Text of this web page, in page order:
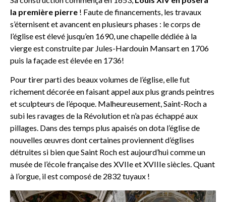
la première pierre ! Faute de financements, les travaux
s’éternisent et avancent en plusieurs phases : le corps de
l’église est élevé jusqu’en 1690, une chapelle dédiée à la
vierge est construite par Jules-Hardouin Mansart en 1706
puis la façade est élevée en 1736!
Pour tirer parti des beaux volumes de l’église, elle fut
richement décorée en faisant appel aux plus grands peintres
et sculpteurs de l’époque. Malheureusement, Saint-Roch a
subi les ravages de la Révolution et n’a pas échappé aux
pillages. Dans des temps plus apaisés on dota l’église de
nouvelles œuvres dont certaines proviennent d’églises
détruites si bien que Saint Roch est aujourd’hui comme un
musée de l’école française des XVIIe et XVIIIe siècles. Quant
à l’orgue, il est composé de 2832 tuyaux !